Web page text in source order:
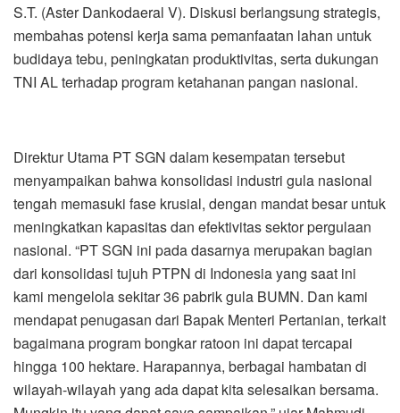
S.T. (Aster Dankodaeral V). Diskusi berlangsung strategis,
membahas potensi kerja sama pemanfaatan lahan untuk
budidaya tebu, peningkatan produktivitas, serta dukungan
TNI AL terhadap program ketahanan pangan nasional.
Direktur Utama PT SGN dalam kesempatan tersebut
menyampaikan bahwa konsolidasi industri gula nasional
tengah memasuki fase krusial, dengan mandat besar untuk
meningkatkan kapasitas dan efektivitas sektor pergulaan
nasional. “PT SGN ini pada dasarnya merupakan bagian
dari konsolidasi tujuh PTPN di Indonesia yang saat ini
kami mengelola sekitar 36 pabrik gula BUMN. Dan kami
mendapat penugasan dari Bapak Menteri Pertanian, terkait
bagaimana program bongkar ratoon ini dapat tercapai
hingga 100 hektare. Harapannya, berbagai hambatan di
wilayah-wilayah yang ada dapat kita selesaikan bersama.